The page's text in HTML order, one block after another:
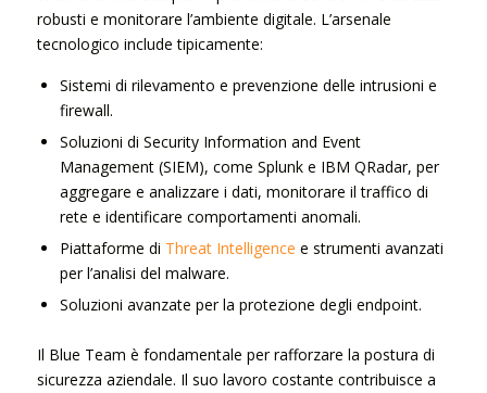
robusti e monitorare l’ambiente digitale. L’arsenale
tecnologico include tipicamente:
Sistemi di rilevamento e prevenzione delle intrusioni e
firewall.
Soluzioni di Security Information and Event
Management (SIEM), come Splunk e IBM QRadar, per
aggregare e analizzare i dati, monitorare il traffico di
rete e identificare comportamenti anomali.
Piattaforme di Threat Intelligence e strumenti avanzati
per l’analisi del malware.
Soluzioni avanzate per la protezione degli endpoint.
Il Blue Team è fondamentale per rafforzare la postura di
sicurezza aziendale. Il suo lavoro costante contribuisce a